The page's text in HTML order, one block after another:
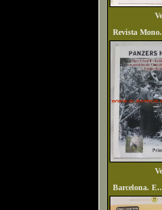
Revista
Barcelona.